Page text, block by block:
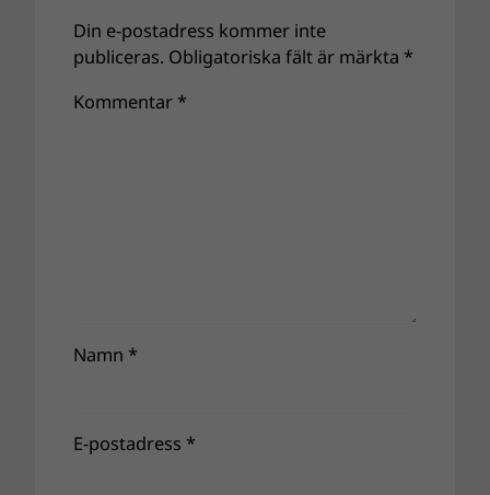
Din e-postadress kommer inte
publiceras. Obligatoriska fält är märkta *
Kommentar *
Namn *
E-postadress *